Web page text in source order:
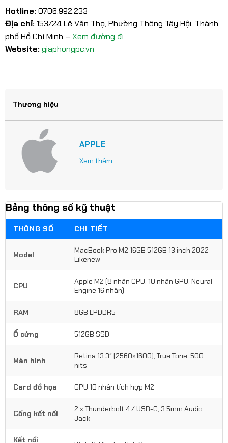
Hotline: 0706.992.233
Địa chỉ: 153/24 Lê Văn Thọ, Phường Thông Tây Hội, Thành
phố Hồ Chí Minh – Xem đường đi
Website: giaphongpc.vn
Thương hiệu
APPLE
Xem thêm
Bảng thông số kỹ thuật
THÔNG SỐ CHI TIẾT
Model
MacBook Pro M2 16GB 512GB 13 inch 2022
Likenew
CPU
Apple M2 (8 nhân CPU, 10 nhân GPU, Neural
Engine 16 nhân)
RAM 8GB LPDDR5
Ổ cứng 512GB SSD
Màn hình
Retina 13.3″ (2560×1600), True Tone, 500
nits
Card đồ họa GPU 10 nhân tích hợp M2
Cổng kết nối
2 x Thunderbolt 4 / USB-C, 3.5mm Audio
Jack
Kết nối